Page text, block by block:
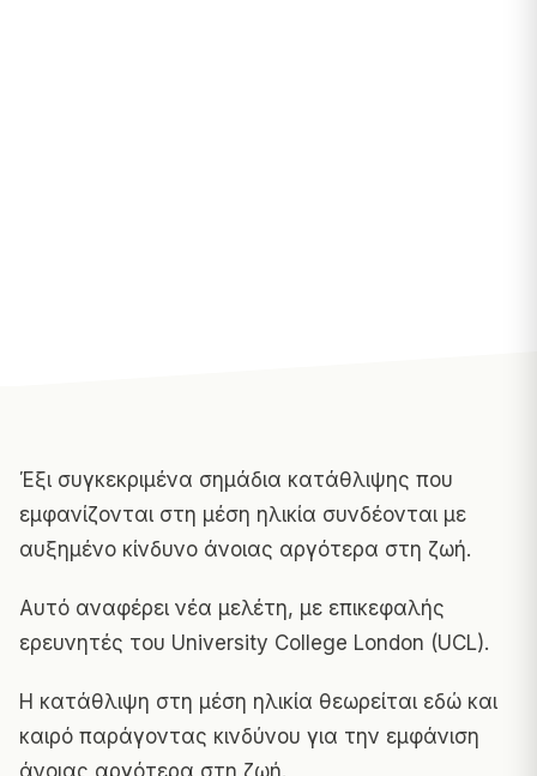
Έξι συγκεκριμένα σημάδια κατάθλιψης που
εμφανίζονται στη μέση ηλικία συνδέονται με
αυξημένο κίνδυνο άνοιας αργότερα στη ζωή.
Αυτό αναφέρει νέα μελέτη, με επικεφαλής
ερευνητές του University College London (UCL).
Η κατάθλιψη στη μέση ηλικία θεωρείται εδώ και
καιρό παράγοντας κινδύνου για την εμφάνιση
άνοιας αργότερα στη ζωή.